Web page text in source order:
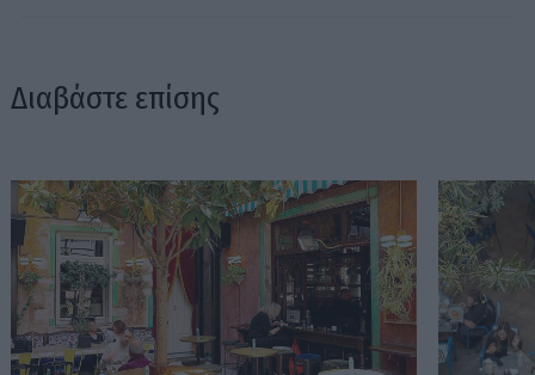
Διαβάστε επίσης